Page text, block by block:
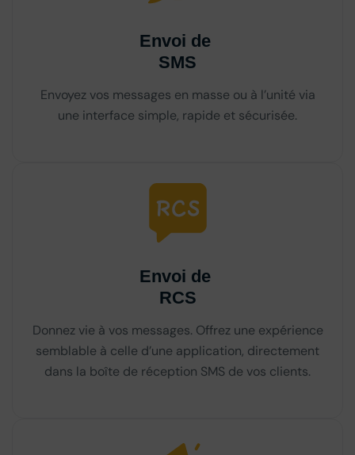
Envoi de
SMS
Envoyez vos messages en masse ou à l’unité via
une interface simple, rapide et sécurisée.
Envoi de
RCS
Donnez vie à vos messages. Offrez une expérience
semblable à celle d’une application, directement
dans la boîte de réception SMS de vos clients.